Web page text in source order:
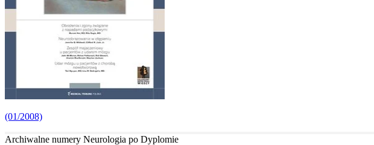
(01/2008)
Archiwalne numery Neurologia po Dyplomie